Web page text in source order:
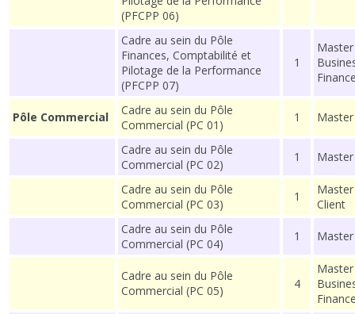
(PFCPP 06)
Cadre au sein du Pôle
Finances, Comptabilité et
Pilotage de la Performance
(PFCPP 07)
1
Pôle Commercial
Cadre au sein du Pôle
Commercial (PC 01)
1
Cadre au sein du Pôle
Commercial (PC 02)
1
Cadre au sein du Pôle
Commercial (PC 03)
1
Client
Cadre au sein du Pôle
Commercial (PC 04)
1
Cadre au sein du Pôle
Commercial (PC 05)
4